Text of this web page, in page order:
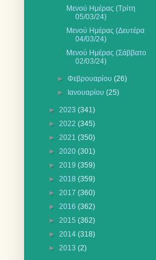
Μενού Ημέρας (Τρίτη
05/03/24)
Μενού Ημέρας (Δευτέρα
04/03/24)
Μενού Ημέρας (Σάββατο
02/03/24)
►Φεβρουαρίου(26)
►
Ιανουαρίου(25)
► 2023 (341)
► 2022 (345)
► 2021 (350)
► 2020 (301)
► 2019 (359)
► 2018 (359)
► 2017 (360)
► 2016 (362)
► 2015 (362)
► 2014 (318)
► 2013 (2)